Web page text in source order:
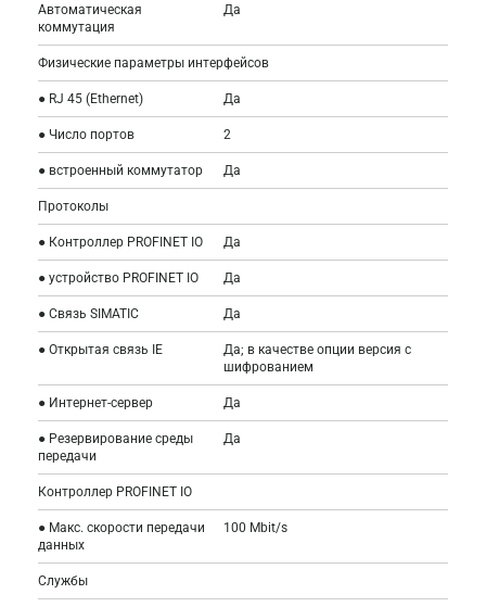
Автоматическая
коммутация
Да
Физические параметры интерфейсов
● RJ 45 (Ethernet) Да
● Число портов 2
● встроенный коммутатор Да
Протоколы
● Контроллер PROFINET IO Да
● устройство PROFINET IO Да
● Связь SIMATIC Да
● Открытая связь IE
Да; в качестве опции версия с
шифрованием
● Интернет-сервер Да
● Резервирование среды
передачи
Да
Контроллер PROFINET IO
● Макс. скорости передачи
данных
100 Mbit/s
Службы